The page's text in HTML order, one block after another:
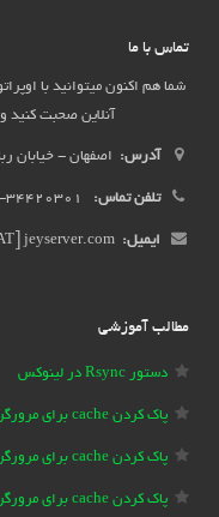
تماس با ما
شما هم اکنون میتوانید با
آنلاین صحبت کنید
آدرس: اصفهان - خیابان
تلفن تماس:
ایمیل:
مطالب آموزشی
دستور Rsync در لینوکس
پاک کردن cache برای مرورگر Opera
پاک کردن cache برای مرورگر Microsoft Edge
پاک کردن cache برای مرورگر Internet Explorer